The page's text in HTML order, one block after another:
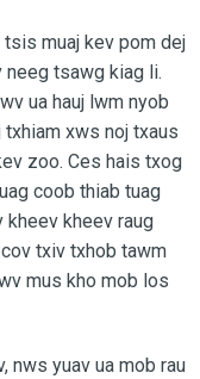
muaj kev pom dej
tsawg kiag li.
ua hauj lwm nyob
xws noj txaus
zoo. Ces hais txog
coob thiab tuag
kheev kheev raug
txiv txhob tawm
mus kho mob los
nws yuav ua mob rau